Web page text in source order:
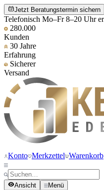
Jetzt Beratungstermin sichern
Telefonisch Mo–Fr 8–20 Uhr
280.000
Kunden
30 Jahre
Erfahrung
Sicherer
Versand
Konto Merkzettel Warenkorb
Ansicht Menü